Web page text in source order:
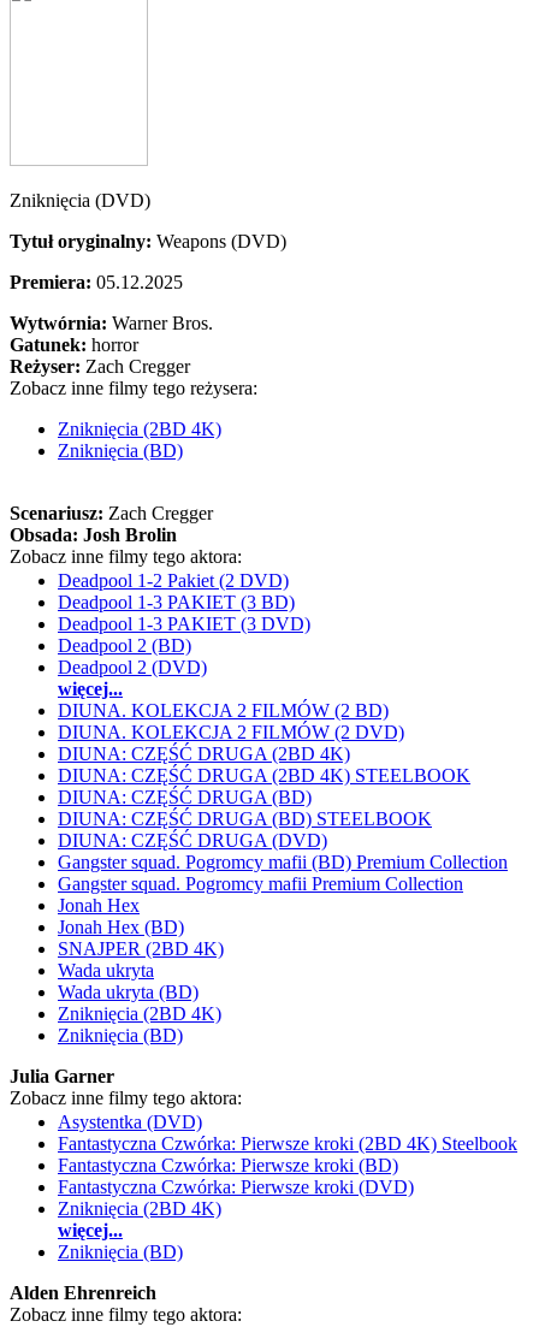
Zniknięcia (DVD)
Tytuł oryginalny: Weapons (DVD)
Premiera: 05.12.2025
Wytwórnia: Warner Bros.
Gatunek: horror
Reżyser: Zach Cregger
Zobacz inne filmy tego reżysera:
Zniknięcia (2BD 4K)
Zniknięcia (BD)
Scenariusz: Zach Cregger
Obsada: Josh Brolin
Zobacz inne filmy tego aktora:
Deadpool 1-2 Pakiet (2 DVD)
Deadpool 1-3 PAKIET (3 BD)
Deadpool 1-3 PAKIET (3 DVD)
Deadpool 2 (BD)
Deadpool 2 (DVD)
więcej...
DIUNA. KOLEKCJA 2 FILMÓW (2 BD)
DIUNA. KOLEKCJA 2 FILMÓW (2 DVD)
DIUNA: CZĘŚĆ DRUGA (2BD 4K)
DIUNA: CZĘŚĆ DRUGA (2BD 4K) STEELBOOK
DIUNA: CZĘŚĆ DRUGA (BD)
DIUNA: CZĘŚĆ DRUGA (BD) STEELBOOK
DIUNA: CZĘŚĆ DRUGA (DVD)
Gangster squad. Pogromcy mafii (BD) Premium Collection
Gangster squad. Pogromcy mafii Premium Collection
Jonah Hex
Jonah Hex (BD)
SNAJPER (2BD 4K)
Wada ukryta
Wada ukryta (BD)
Zniknięcia (2BD 4K)
Zniknięcia (BD)
Julia Garner
Zobacz inne filmy tego aktora:
Asystentka (DVD)
Fantastyczna Czwórka: Pierwsze kroki (2BD 4K) Steelbook
Fantastyczna Czwórka: Pierwsze kroki (BD)
Fantastyczna Czwórka: Pierwsze kroki (DVD)
Zniknięcia (2BD 4K)
więcej...
Zniknięcia (BD)
Alden Ehrenreich
Zobacz inne filmy tego aktora: